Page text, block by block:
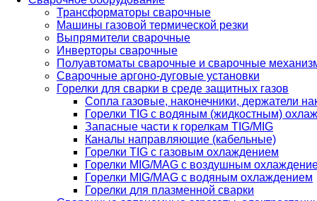
Трансформаторы сварочные
Машины газовой термической резки
Выпрямители сварочные
Инверторы сварочные
Полуавтоматы сварочные и сварочные
Сварочные аргоно-дуговые установки
Горелки для сварки в среде защитных газов
Сопла газовые, наконечники, держатели
Горелки TIG с водяным (жидкостным)
Запасные части к горелкам TIG/MIG
Каналы направляющие (кабельные)
Горелки TIG с газовым охлаждением
Горелки MIG/MAG с воздушным
Горелки MIG/MAG с водяным охлаждением
Горелки для плазменной сварки